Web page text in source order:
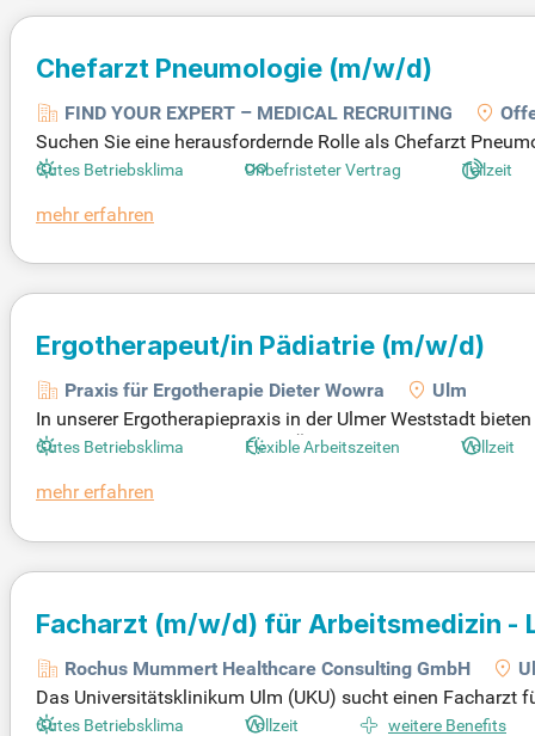
Chefarzt Pneumologie (m/w/d)
FIND YOUR EXPERT – MEDICAL RECRUITING
Suchen Sie eine herausfordernde Rolle als Chefarzt
ung von Patient:innen mit pneumologischen
ine innovative Arbeitsumgebung, die Ihre Fähigkeiten und
Gutes Betriebsklima Unbefristeter Vertrag Teilzeit
mehr erfahren
Ergotherapeut/in Pädiatrie (m/w/d)
Praxis für Ergotherapie Dieter Wowra
Ulm
In unserer Ergotherapiepraxis in der Ulmer Weststadt
ziplinäre Zusammenarbeit mit Ärzten und Schulen
eit. Zudem bieten wir eine umfassende Einarbeitung und
Gutes Betriebsklima Flexible Arbeitszeiten Vollzeit
mehr erfahren
Facharzt (m/w/d) für Arbeitsmedizin -
Rochus Mummert Healthcare Consulting GmbH
Das Universitätsklinikum Ulm (UKU) sucht einen
en Maximalversorger in Baden-Württemberg bietet das
Gutes Betriebsklima Vollzeit weitere Benefits